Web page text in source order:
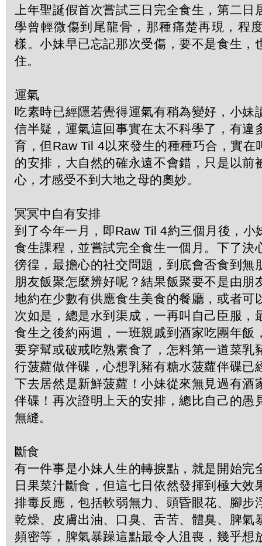
上年聖誕假首次嘗試三日完全食生，第二日
學曾輕微傷到尾龍骨，那種痛楚再現，程
樣。小妹早已忘記那次受傷，要不是食生，
住。
運氣
吃素時已經隱若覺得運氣有稍為變好，小妹
信半疑，運氣這回事實在太不科學了，有違
育，但Raw Til 4以來發生的種種巧合，實在
的安排，大自然的確永遠不會錯，只是以前
心，才感受不到大地之母的奧妙。
冥冥中自有安排
到了今年一月，即Raw Til 4約三個月後，小
食生課程，並嘗試完全食生一個月。下了決
徬徨，最擔心的社交問題，到底會否食到無
朋友飯聚怎麼辨好呢？結果飯聚要不是由朋
地約在少數有供應食生美食的餐廳，或者可
次如是，總是水到渠成，一再叫自己臣服，
食生之後約兩週，一班親戚到酒家吃團年飯
要穿幫或破戒吃熟素食了，怎料第一道菜乳
行菠蘿做伴碟，心想乳豬有糖水菠蘿伴碟已
下去居然是新鮮菠蘿！小妹從來無見過有酒
伴碟！再次證明上天的安排，總比自己的愚
無縫。
斷食
有一件事是小妹人生的轉捩點，就是開始完
日果菜汁斷食，但這七日依然發揮到極大效
排毒反應，包括軟弱無力、頭昏眼花、腳步
乾燥、皮膚出油、口臭、舌苦、體臭、脾氣
頻密等，脾氣暴躁這點最令人沮喪，幾乎想